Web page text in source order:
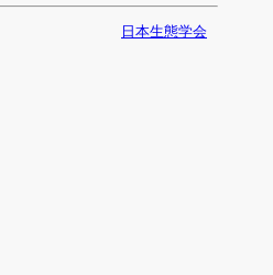
日本生態学会